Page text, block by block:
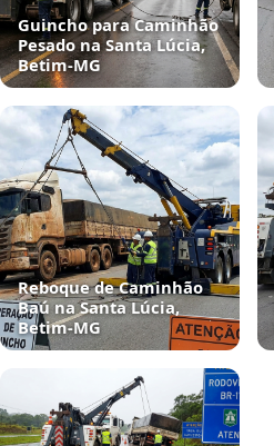
Guincho para Caminhão
Pesado na Santa Lúcia,
Betim‑MG
Reboque de Caminhão
Baú na Santa Lúcia,
Betim‑MG